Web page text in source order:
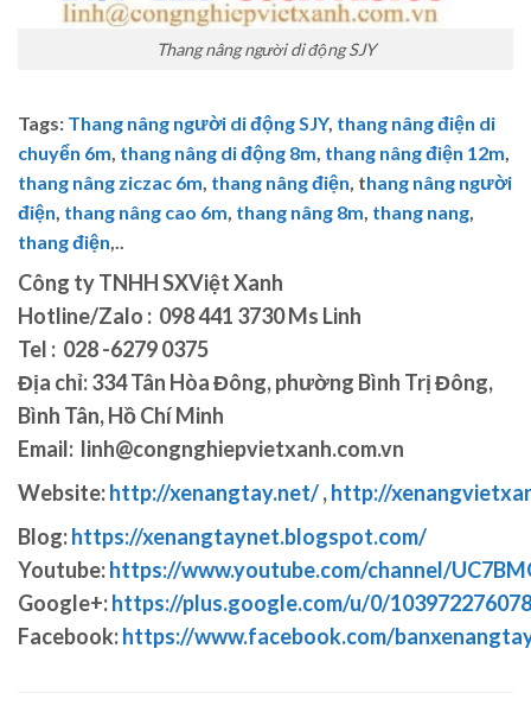
Thang nâng người di động SJY
Tags: Thang nâng người di động SJY, thang nâng điện di
chuyển 6m, thang nâng di động 8m, thang nâng điện 12m,
thang nâng ziczac 6m, thang nâng điện, thang nâng người
điện, thang nâng cao 6m, thang nâng 8m, thang nang,
thang điện,..
Công ty TNHH SXViệt Xanh
Hotline/Zalo : 098 441 3730 Ms Linh
Tel : 028 -6279 0375
Địa chỉ: 334 Tân Hòa Đông, phường Bình Trị Đông,
Bình Tân, Hồ Chí Minh
Email: linh@congnghiepvietxanh.com.vn
Website:http://xenangtay.net/,http://
Blog:https://xenangtaynet.blogspot.com/
Youtube:https://www.youtube.com/channel/
Google+:https://plus.google.com/u/0/
Facebook:https://www.facebook.com/